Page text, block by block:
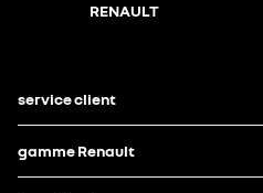
RENAULT
service client
gamme Renault